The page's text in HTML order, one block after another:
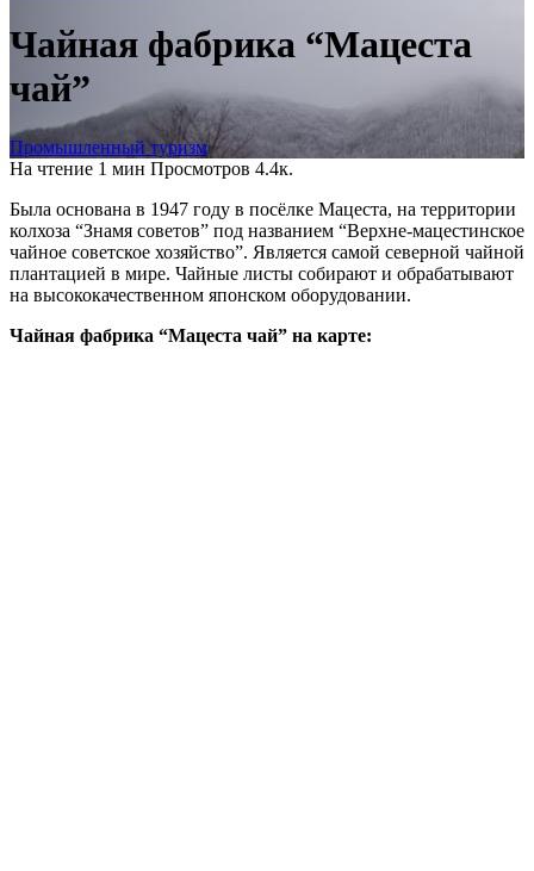
Чайная фабрика “Мацеста
чай”
Промышленный туризм
На чтение 1 мин Просмотров 4.4к.
Была основана в 1947 году в посёлке Мацеста, на территории
колхоза “Знамя советов” под названием “Верхне-мацестинское
чайное советское хозяйство”. Является самой северной чайной
плантацией в мире. Чайные листы собирают и обрабатывают
на высококачественном японском оборудовании.
Чайная фабрика “Мацеста чай” на карте: